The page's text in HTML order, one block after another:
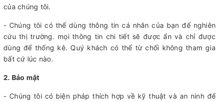
của chúng tôi.
- Chúng tôi có thể dùng thông tin cá nhân của bạn để nghiên
cứu thị trường. mọi thông tin chi tiết sẽ được ẩn và chỉ được
dùng để thống kê. Quý khách có thể từ chối không tham gia
bất cứ lúc nào.
2. Bảo mật
- Chúng tôi có biện pháp thích hợp về kỹ thuật và an ninh để